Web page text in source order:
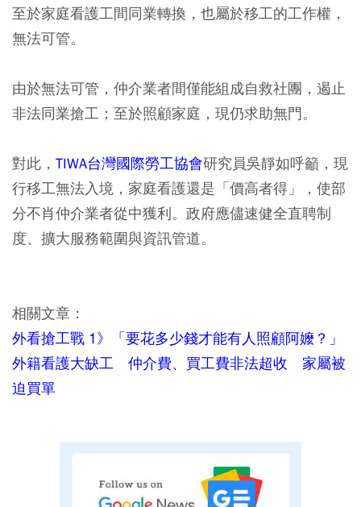
至於家庭看護工間同業轉換，也屬於移工的工作權，
無法可管。
由於無法可管，仲介業者間僅能組成自救社團，遏止
非法同業搶工；至於照顧家庭，現仍求助無門。
對此， TIWA台灣國際勞工協會研究員吳靜如呼籲，現
行移工無法入境，家庭看護還是「價高者得」，使部
分不肖仲介業者從中獲利。政府應儘速健全直聘制
度、擴大服務範圍與資訊管道。
相關文章：
外看搶工戰 1》「要花多少錢才能有人照顧阿嬤？」
外籍看護大缺工 仲介費、買工費非法超收 家屬被
迫買單